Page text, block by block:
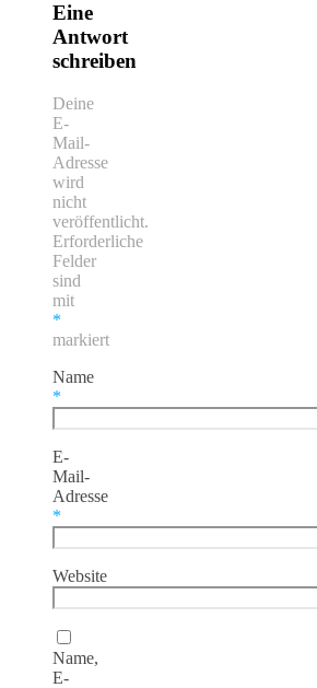
Eine
Antwort
schreiben
Deine
E-
Mail-
Adresse
wird
nicht
veröffentlicht.
Erforderliche
Felder
sind
mit
*
markiert
Name
*
E-
Mail-
Adresse
*
Website
Name,
E-